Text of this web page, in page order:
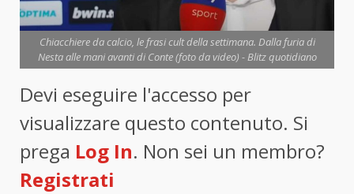
Chiacchiere da calcio, le frasi cult della settimana. Dalla furia di
Nesta alle mani avanti di Conte (foto da video) - Blitz quotidiano
Devi eseguire l'accesso per
visualizzare questo contenuto. Si
prega Log In. Non sei un membro?
Registrati